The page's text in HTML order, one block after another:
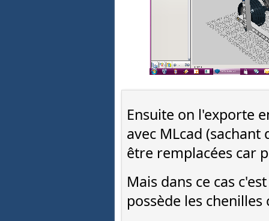
Ensuite on l'exporte
avec MLcad
être remplacées car
Mais dans ce cas
possède les